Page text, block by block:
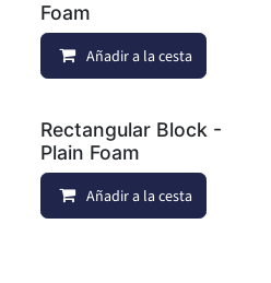
Añadir a lista de deseos
Foam
Añadir a la cesta
Añadir a lista de deseos
Rectangular Block -
Plain Foam
Añadir a la cesta